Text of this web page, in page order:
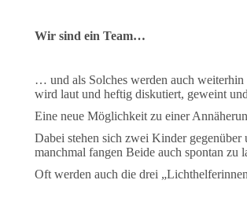
Wir sind ein Team…
… und als Solches werden auch weiterhin
wird laut und heftig diskutiert, geweint
Eine neue Möglichkeit zu einer
Dabei stehen sich zwei Kinder
manchmal fangen Beide auch spontan zu
Oft werden auch die drei